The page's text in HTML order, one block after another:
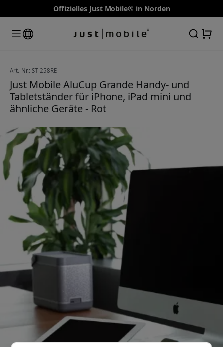
Offizielles Just Mobile® in Norden
Art.-Nr.: ST-258RE
Just Mobile AluCup Grande Handy- und
Tabletständer für iPhone, iPad mini und
ähnliche Geräte - Rot